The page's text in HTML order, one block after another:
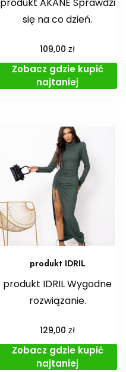
produkt AKANE Sprawdzi
się na co dzień.
109,00zł
Zobacz gdzie kupić
najtaniej
produkt IDRIL
produkt IDRIL Wygodne
rozwiązanie.
129,00zł
Zobacz gdzie kupić
najtaniej